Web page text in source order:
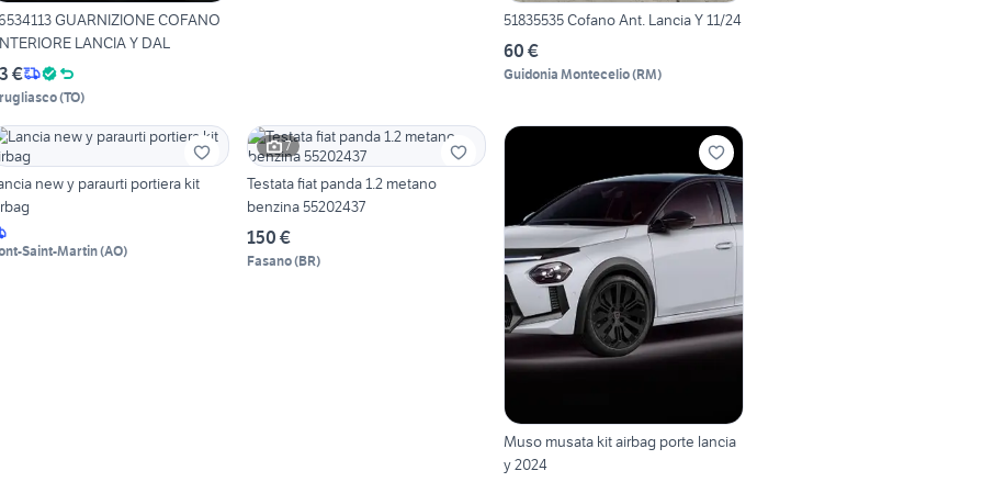
GUARNIZIONE COFANO
LANCIA Y DAL
€
(TO)
51835535 Cofano Ant. Lancia Y 11/24
60 €
Guidonia Montecelio(RM)
new y paraurti portiera kit
Saint-Martin(AO)
7
Testata fiat panda 1.2 metano
benzina 55202437
150 €
Fasano(BR)
Muso musata kit airbag porte lancia
y 2024